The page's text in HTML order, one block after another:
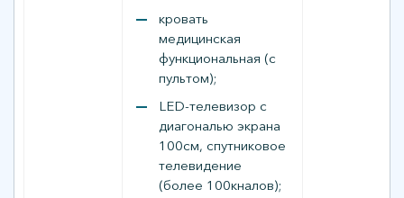
кровать
медицинская
функциональная (с
пультом);
LED-телевизор c
диагональю экрана
100см, спутниковое
телевидение
(более 100кналов);